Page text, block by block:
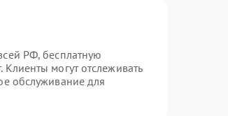
РФ, бесплатную
могут отслеживать
обслуживание для